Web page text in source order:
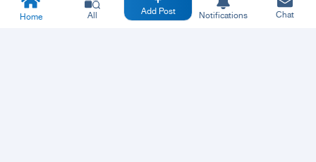
Home All Add Post Notifications Chat